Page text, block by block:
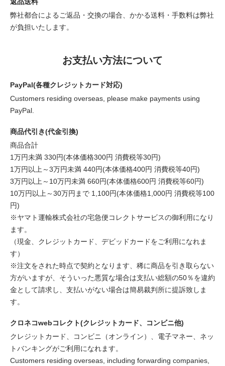
返品送料
弊社都合によるご返品・交換の場合、かかる送料・手数料は弊社
が負担いたします。
お支払い方法について
PayPal(各種クレジットカード対応)
Customers residing overseas, please make payments using
PayPal.
商品代引き(代金引換)
商品合計
1万円未満 330円(本体価格300円 消費税等30円)
1万円以上～3万円未満 440円(本体価格400円 消費税等40円)
3万円以上～10万円未満 660円(本体価格600円 消費税等60円)
10万円以上～30万円まで 1,100円(本体価格1,000円 消費税等100
円)
※ヤマト運輸株式会社の宅急便コレクトサービスの御利用になり
ます。
（現金、クレジットカード、デビッドカードをご利用になれま
す）
※注文をされた時点で契約となります、稀に商品を引き取らない
方がいますが、そういった悪質な場合は支払い総額の50％を違約
金として請求し、支払いがない場合は簡易裁判所に提訴致しま
す。
クロネコwebコレクト(クレジットカード、コンビニ他)
クレジットカード、コンビニ（オンライン）、電子マネー、ネッ
トバンキングがご利用になれます。
Customers residing overseas, including forwarding companies,